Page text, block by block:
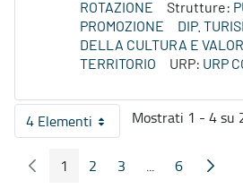
ROTAZIONE
Strutture:
PROMOZIONE
DIP.
DELLA CULTURA E
TERRITORIO
URP: URP
4 ElementiPer pagina
Mostrati 1 - 4 su
Pagina Precedente
Pagina
1 Pagina
2 Pagina
3 ...
PaginePagina
6